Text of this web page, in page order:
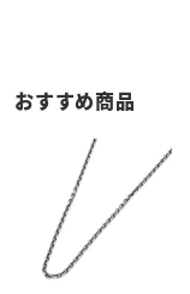
おすすめ商品